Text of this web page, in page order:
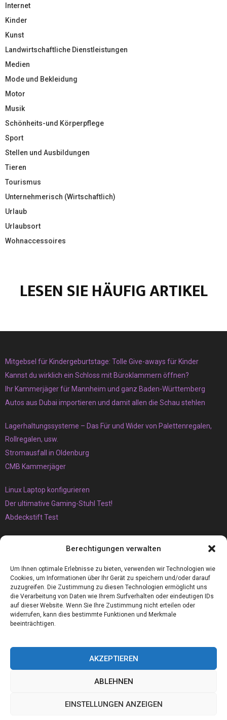
Berechtigungen verwalten
Um Ihnen optimale Erlebnisse zu bieten, verwenden wir Technologien wie
Cookies, um Informationen über Ihr Gerät zu speichern und/oder darauf
zuzugreifen. Die Zustimmung zu diesen Technologien ermöglicht uns
die Verarbeitung von Daten wie Ihrem Surfverhalten oder eindeutigen IDs
auf dieser Website. Wenn Sie Ihre Zustimmung nicht erteilen oder
widerrufen, kann dies bestimmte Funktionen und Merkmale
beeinträchtigen.
AKZEPTIEREN
ABLEHNEN
EINSTELLUNGEN ANZEIGEN
Internet
Kinder
Kunst
Landwirtschaftliche Dienstleistungen
Medien
Mode und Bekleidung
Motor
Musik
Schönheits-und Körperpflege
Sport
Stellen und Ausbildungen
Tieren
Tourismus
Unternehmerisch (Wirtschaftlich)
Urlaub
Urlaubsort
Wohnaccessoires
LESEN SIE HÄUFIG ARTIKEL
Mitgebsel für Kindergeburtstage: Tolle Give-aways für Kinder
Kannst du wirklich ein Schloss mit Büroklammern öffnen?
Ihr Kammerjäger für Mannheim und ganz Baden-Württemberg
Autos aus Dubai importieren und damit allen die Schau stehlen
Lagerhaltungssysteme – Das Für und Wider von Palettenregalen,
Rollregalen, usw.
Stromausfall in Oldenburg
CMB Kammerjäger
Linux Laptop konfigurieren
Der ultimative Gaming-Stuhl Test!
Abdeckstift Test
Armaflex 19mm die perfekte Camper Isolierung für Wohnmobile